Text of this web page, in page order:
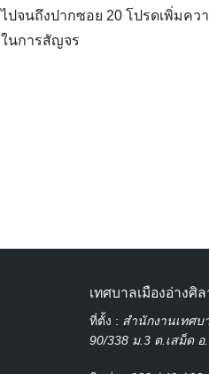
ไปจนถึงปากซอย 20 โปรดเพิ่มคว
ในการสัญจร
เทศบาลเมืองอ่างศิล
ที่ตั้ง : สำนักงานเทศบ
90/338 ม.3 ต.เสม็ด อ